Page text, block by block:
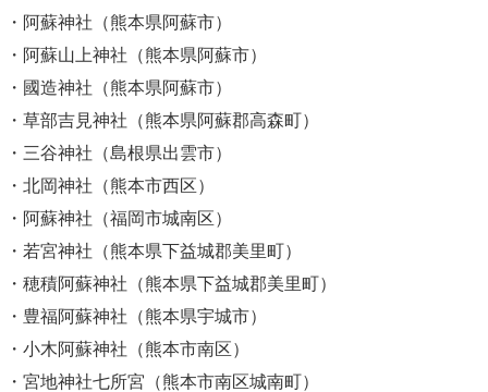
・阿蘇神社（熊本県阿蘇市）
・阿蘇山上神社（熊本県阿蘇市）
・國造神社（熊本県阿蘇市）
・草部吉見神社（熊本県阿蘇郡高森町）
・三谷神社（島根県出雲市）
・北岡神社（熊本市西区）
・阿蘇神社（福岡市城南区）
・若宮神社（熊本県下益城郡美里町）
・穂積阿蘇神社（熊本県下益城郡美里町）
・豊福阿蘇神社（熊本県宇城市）
・小木阿蘇神社（熊本市南区）
・宮地神社七所宮（熊本市南区城南町）